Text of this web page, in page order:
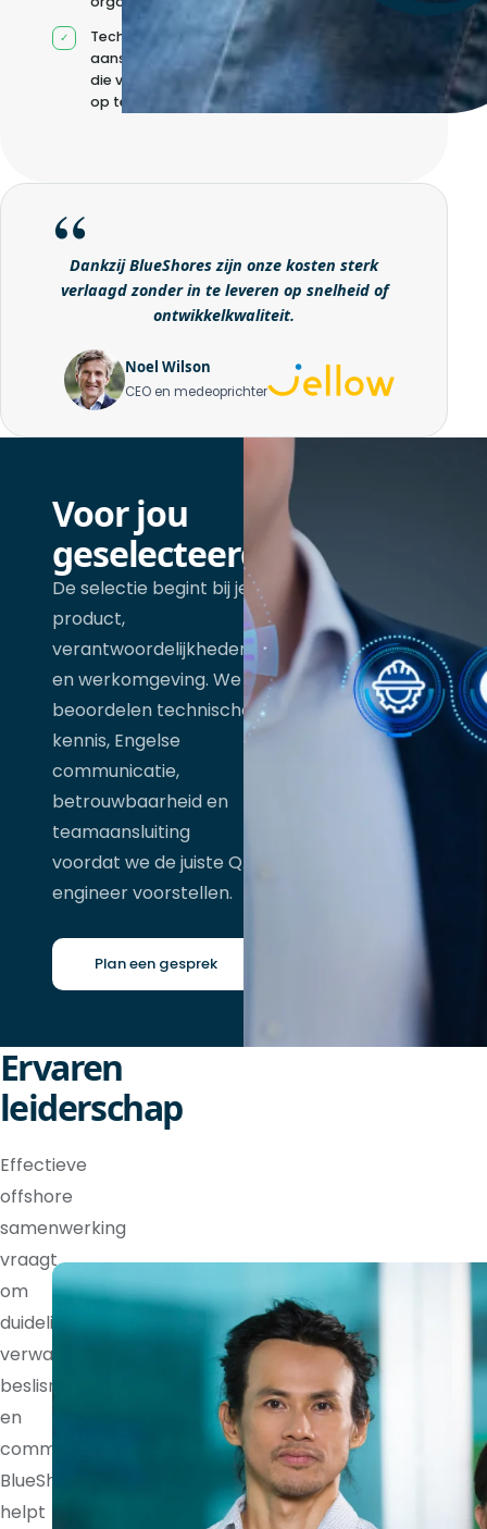
Technische
aansturing zonder
die volledig intern
op te bouwen
Dankzij BlueShores zijn onze kosten sterk
verlaagd zonder in te leveren op snelheid of
ontwikkelkwaliteit.
Noel Wilson
CEO en medeoprichter
Voor jou
geselecteerd
De selectie begint bij je
product,
verantwoordelijkheden
en werkomgeving. We
beoordelen technische
kennis, Engelse
communicatie,
betrouwbaarheid en
teamaansluiting
voordat we de juiste QA
engineer voorstellen.
Plan een gesprek
Ervaren
leiderschap
Effectieve
offshore
samenwerking
vraagt
om
duidelijke
verwachtingen,
beslisrechten
en
communicatieritmes.
BlueShores
helpt